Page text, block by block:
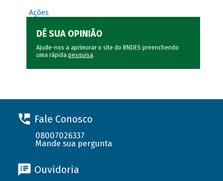
Ações
DÊ SUA OPINIÃO
Ajude-nos a aprimorar o site do BNDES preenchendo
uma rápida pesquisa.
Fale Conosco
08007026337
Mande sua pergunta
Ouvidoria